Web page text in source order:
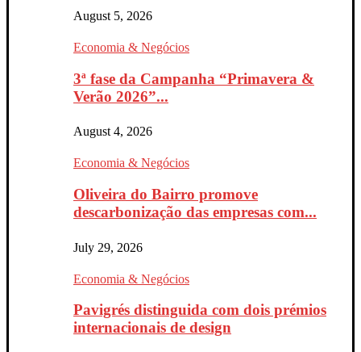
August 5, 2026
Economia & Negócios
3ª fase da Campanha “Primavera &
Verão 2026”...
August 4, 2026
Economia & Negócios
Oliveira do Bairro promove
descarbonização das empresas com...
July 29, 2026
Economia & Negócios
Pavigrés distinguida com dois prémios
internacionais de design